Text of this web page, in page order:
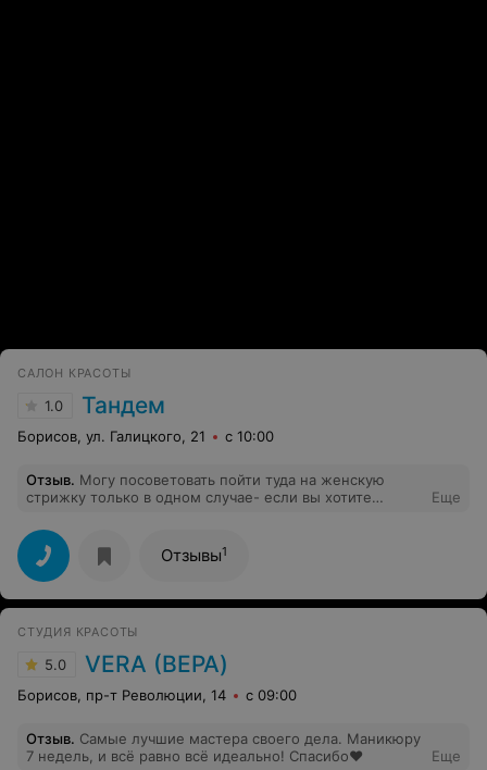
САЛОН КРАСОТЫ
Тандем
Борисов, ул. Галицкого, 21 с 10:00
Отзыв
Могу посоветовать пойти туда на женскую
стрижку только в одном случае- если вы хотите
ужасную стрижку. Сделать из длинных волос
оборванные кусочки непонятно чего- это талант!
Идите у Елене, не прогадаете.
СТУДИЯ КРАСОТЫ
VERA (ВЕРА)
Борисов, пр-т Революции, 14 с 09:00